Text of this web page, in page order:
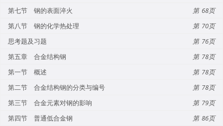
第七节 钢的表面淬火
68
第八节 钢的化学热处理
70
思考题及习题
76
第五章 合金结构钢
78
第一节 概述
78
第二节 合金结构钢的分类与编号
78
第三节 合金元素对钢的影响
79
第四节 普通低合金钢
86